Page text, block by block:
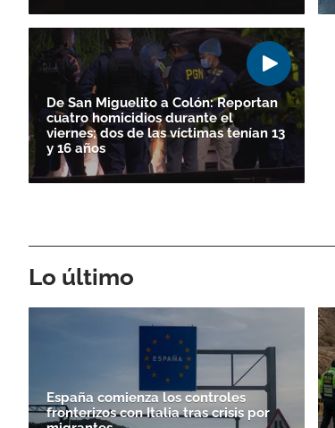
De San Miguelito a Colón: Reportan
cuatro homicidios durante el
viernes; dos de las víctimas tenían 13
y 16 años
Lo último
España comienza los controles
fronterizos con Italia tras crisis por